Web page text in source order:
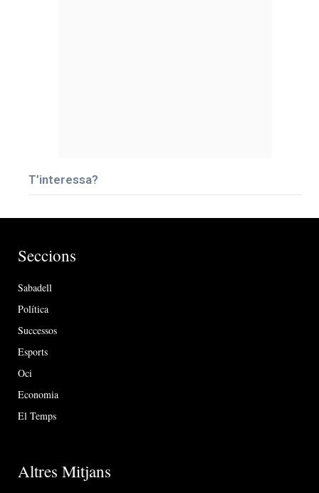
T’interessa?
Seccions
Sabadell
Política
Successos
Esports
Oci
Economia
El Temps
Altres Mitjans